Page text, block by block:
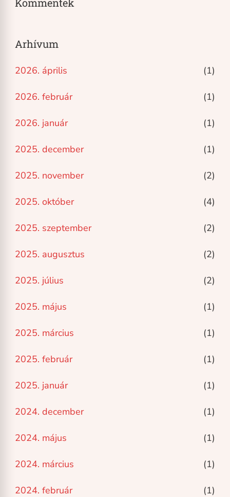
Arhívum
2026. április (1)
2026. február (1)
2026. január (1)
2025. december (1)
2025. november (2)
2025. október (4)
2025. szeptember (2)
2025. augusztus (2)
2025. július (2)
2025. május (1)
2025. március (1)
2025. február (1)
2025. január (1)
2024. december (1)
2024. május (1)
2024. március (1)
2024. február (1)